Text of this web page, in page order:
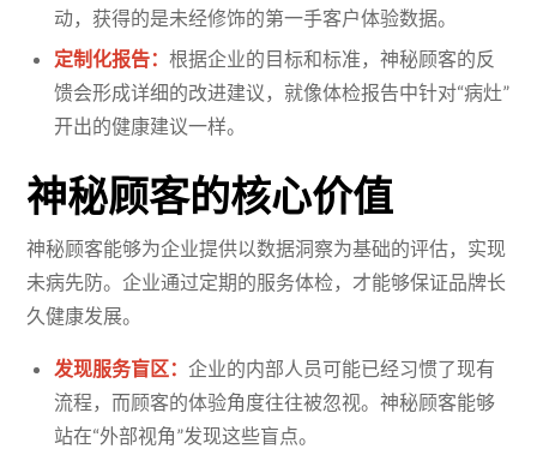
动，获得的是未经修饰的第一手客户体验数据。
定制化报告：根据企业的目标和标准，神秘顾客的反
馈会形成详细的改进建议，就像体检报告中针对“病灶”
开出的健康建议一样。
神秘顾客的核心价值
神秘顾客能够为企业提供以数据洞察为基础的评估，实现
未病先防。企业通过定期的服务体检，才能够保证品牌长
久健康发展。
发现服务盲区：企业的内部人员可能已经习惯了现有
流程，而顾客的体验角度往往被忽视。神秘顾客能够
站在“外部视角”发现这些盲点。